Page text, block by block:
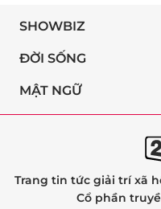
SHOWBIZ
ĐỜI SỐNG
MẬT NGỮ
Trang tin tức giải trí xã
Cổ phần